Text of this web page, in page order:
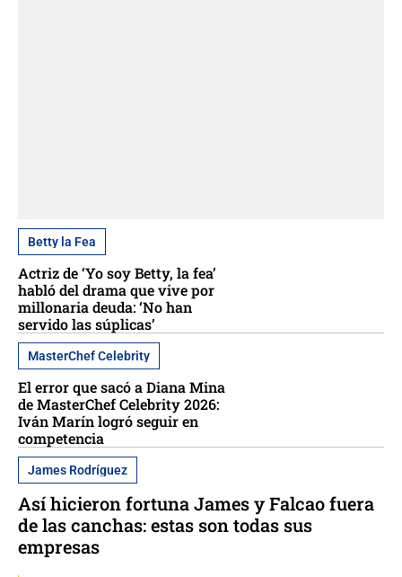
Betty la Fea
Actriz de ‘Yo soy Betty, la fea’
habló del drama que vive por
millonaria deuda: ‘No han
servido las súplicas’
MasterChef Celebrity
El error que sacó a Diana Mina
de MasterChef Celebrity 2026:
Iván Marín logró seguir en
competencia
James Rodríguez
Así hicieron fortuna James y Falcao fuera
de las canchas: estas son todas sus
empresas